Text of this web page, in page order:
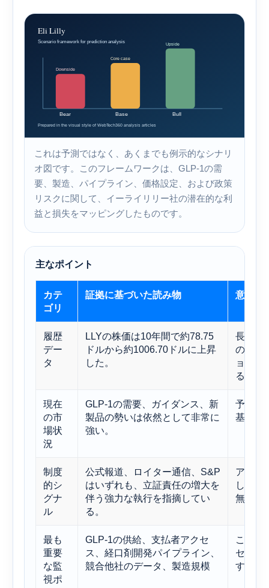
これは予測ではなく、あくまでも例示的なシナリ
オ図です。このフレームワークは、GLP-1の需
要、製造、パイプライン、価格設定、および政策
リスクに関して、イーライリリー社の潜在的な利
益と損失をマッピングしたものです。
主なポイント
カテ
ゴリ
証拠に基づいた読み物 意味
履歴
デー
タ
LLYの株価は10年間で約78.75
ドルから約1006.70ドルに上昇
した。
長期的
の価格
ョンリ
る。
現在
の市
場状
況
GLP-1の需要、ガイダンス、新
製品の勢いは依然として非常に
強い。
予測は
基づい
制度
的シ
グナ
ル
公式報道、ロイター通信、S&P
はいずれも、立証責任の増大を
伴う強力な執行を指摘してい
る。
アナリ
してい
無視し
最も
重要
な監
視ポ
GLP-1の供給、支払者アクセ
ス、経口剤開発パイプライン、
競合他社のデータ、製造規模
これら
センチ
する可